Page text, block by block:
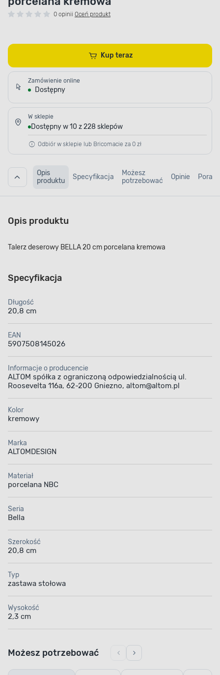
0 opinii Oceń produkt
Kup teraz
Zamówienie online
Dostępny
W sklepie
Dostępny w 10 z 228 sklepów
Odbiór w sklepie lub Bricomacie za 0 zł
Opis
produktu
Specyfikacja
Możesz
potrzebować
Opinie Porady
Opis produktu
Talerz deserowy BELLA 20 cm porcelana kremowa
Specyfikacja
Długość
20,8 cm
EAN
5907508145026
Informacje o producencie
ALTOM spółka z ograniczoną odpowiedzialnością ul.
Roosevelta 116a, 62-200 Gniezno, altom@altom.pl
Kolor
kremowy
Marka
ALTOMDESIGN
Materiał
porcelana NBC
Seria
Bella
Szerokość
20,8 cm
Typ
zastawa stołowa
Wysokość
2,3 cm
Możesz potrzebować